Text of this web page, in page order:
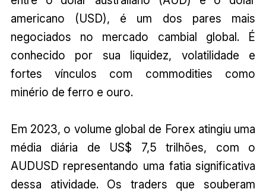
americano (USD), é um dos pares mais
negociados no mercado cambial global. É
conhecido por sua liquidez, volatilidade e
fortes vínculos com commodities como
minério de ferro e ouro.
Em 2023, o volume global de Forex atingiu uma
média diária de US$ 7,5 trilhões, com o
AUDUSD representando uma fatia significativa
dessa atividade. Os traders que souberam